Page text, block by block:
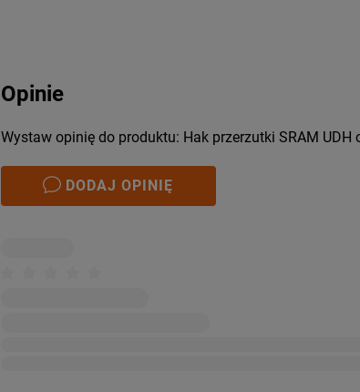
Opinie
Wystaw opinię do produktu: Hak przerzutki SRAM UDH
DODAJ OPINIĘ